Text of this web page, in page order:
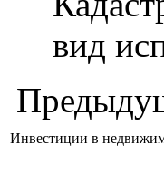
вид
Инвестиции в